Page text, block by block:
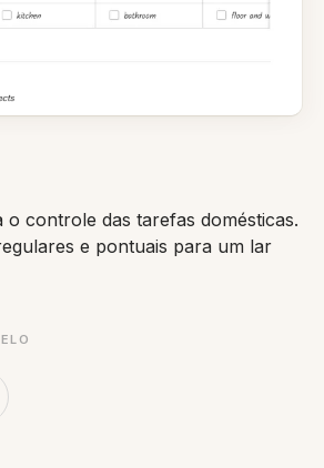
o controle das tarefas domésticas.
e pontuais para um lar